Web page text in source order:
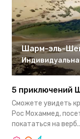
Шарм-эль-
5 приключений
Сможете увидеть
Рос Мохаммед,
покататься на